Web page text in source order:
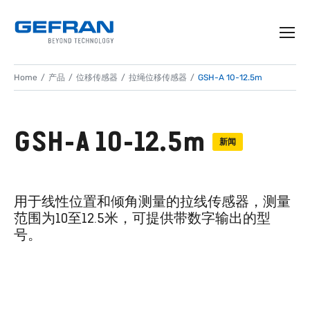
Home 产品 位移传感器 拉绳位移传感器 GSH-A 10-12.5m
GSH-A 10-12.5m 新闻
用于线性位置和倾角测量的拉线传感器，测量
范围为10至12.5米，可提供带数字输出的型
号。